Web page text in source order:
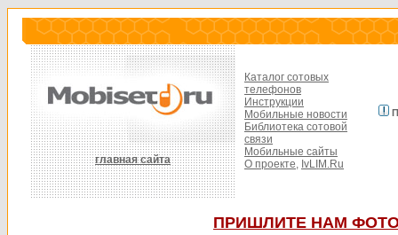
главная сайта
Каталог сотовых
телефонов
Инструкции
Мобильные новости
Библиотека сотовой
связи
Мобильные сайты
О проекте, IvLIM.Ru
ПРИШЛИТЕ НАМ